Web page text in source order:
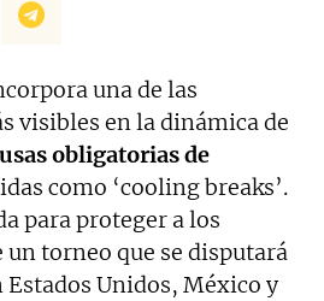
una de las
visibles en la dinámica de
obligatorias de
como ‘cooling breaks’.
para proteger a los
torneo que se disputará
Unidos, México y